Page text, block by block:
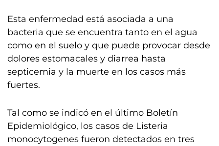
Esta enfermedad está asociada a una
bacteria que se encuentra tanto en el agua
como en el suelo y que puede provocar desde
dolores estomacales y diarrea hasta
septicemia y la muerte en los casos más
fuertes.
Tal como se indicó en el último Boletín
Epidemiológico, los casos de Listeria
monocytogenes fueron detectados en tres